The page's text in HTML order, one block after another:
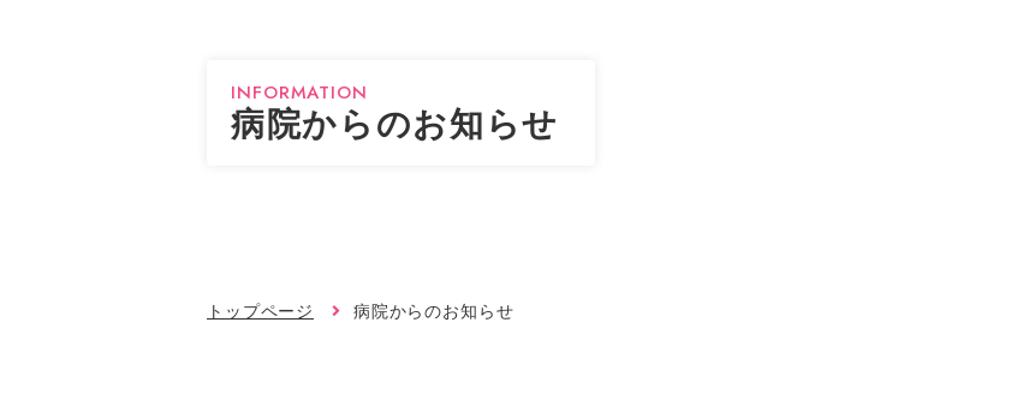
INFORMATION
病院からのお知らせ
トップページ 病院からのお知らせ